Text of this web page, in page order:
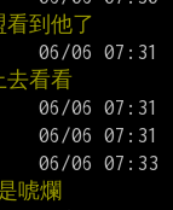
到他了
去看看
唬爛